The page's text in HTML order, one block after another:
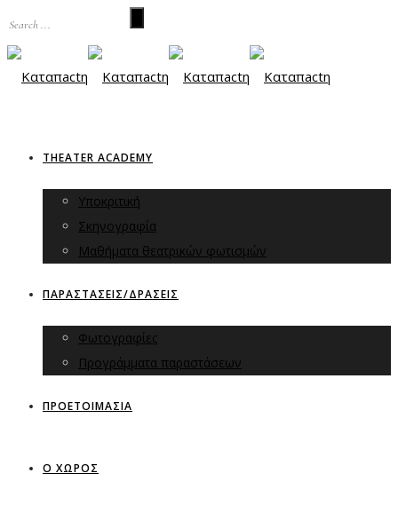
THEATER ACADEMY
Υποκριτική
Σκηνογραφία
Μαθήματα θεατρικών φωτισμών
ΠΑΡΑΣΤΑΣΕΙΣ/ΔΡΑΣΕΙΣ
Φωτογραφίες
Προγράμματα παραστάσεων
ΠΡΟΕΤΟΙΜΑΣΙΑ
Ο ΧΩΡΟΣ